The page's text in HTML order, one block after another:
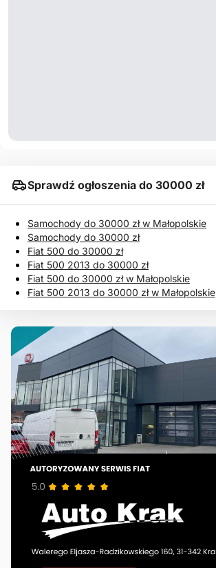
Sprawdź ogłoszenia do 30000 zł
Samochody do 30000 zł w Małopolskie
Samochody do 30000 zł
Fiat 500 do 30000 zł
Fiat 500 2013 do 30000 zł
Fiat 500 do 30000 zł w Małopolskie
Fiat 500 2013 do 30000 zł w Małopolskie